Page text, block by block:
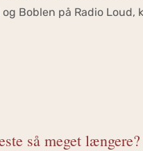
Boblen på Radio Loud,
så meget længere‪?‬